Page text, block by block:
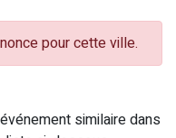
pour cette ville.
similaire dans